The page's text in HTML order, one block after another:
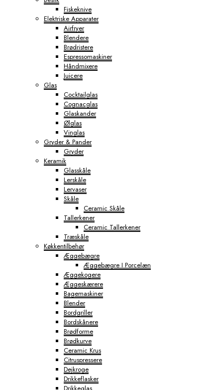
Fiskeknive
Elektriske Apparater
Airfryer
Blendere
Brødristere
Espressomaskiner
Håndmixere
Juicere
Glas
Cocktailglas
Cognacglas
Glaskander
Ølglas
Vinglas
Gryder & Pander
Gryder
Keramik
Glasskåle
Lerskåle
Lervaser
Skåle
Ceramic Skåle
Tallerkener
Ceramic Tallerkener
Træskåle
Køkkentilbehør
Æggebægre
Æggebægre I Porcelæn
Æggekogere
Æggeskærere
Bagemaskiner
Blender
Bordgriller
Bordskånere
Brødforme
Brødkurve
Ceramic Krus
Citruspressere
Dejkroge
Drikkeflasker